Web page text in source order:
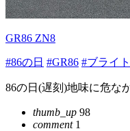
GR86 ZN8
#86の日 #GR86 #ブライ
86の日(遅刻)地味に危な
thumb_up 98
comment1